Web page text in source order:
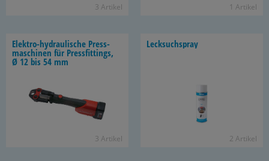
3 Ar­ti­kel 1 Ar­ti­kel
Elektro-​hydraulische Press­
ma­schi­nen für Press­fit­tings,
Ø 12 bis 54 mm
3 Ar­ti­kel
Leck­such­spray
2 Ar­ti­kel